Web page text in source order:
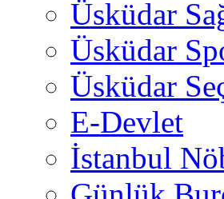
Üsküdar
Üsküdar
Üsküdar
E-Devlet
İstanbul